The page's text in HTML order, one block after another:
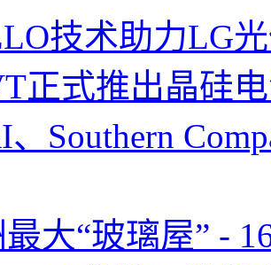
技术助力LG
正式推出晶硅
、Southern
大“玻璃屋” -